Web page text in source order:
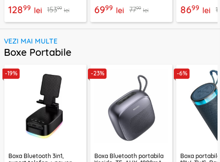
12899 lei 15399 lei
BO112
6999 lei 7799 lei 8699 lei
VEZI MAI MULTE
Boxe Portabile
-19%
Boxa Bluetooth 3in1,
-23%
Boxa Bluetooth portabila
-6%
Boxa